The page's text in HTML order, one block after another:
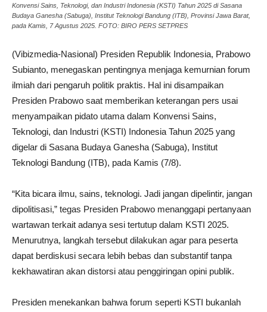
Konvensi Sains, Teknologi, dan Industri Indonesia (KSTI) Tahun 2025 di Sasana
Budaya Ganesha (Sabuga), Institut Teknologi Bandung (ITB), Provinsi Jawa Barat,
pada Kamis, 7 Agustus 2025. FOTO: BIRO PERS SETPRES
(Vibizmedia-Nasional) Presiden Republik Indonesia, Prabowo
Subianto, menegaskan pentingnya menjaga kemurnian forum
ilmiah dari pengaruh politik praktis. Hal ini disampaikan
Presiden Prabowo saat memberikan keterangan pers usai
menyampaikan pidato utama dalam Konvensi Sains,
Teknologi, dan Industri (KSTI) Indonesia Tahun 2025 yang
digelar di Sasana Budaya Ganesha (Sabuga), Institut
Teknologi Bandung (ITB), pada Kamis (7/8).
“Kita bicara ilmu, sains, teknologi. Jadi jangan dipelintir, jangan
dipolitisasi,” tegas Presiden Prabowo menanggapi pertanyaan
wartawan terkait adanya sesi tertutup dalam KSTI 2025.
Menurutnya, langkah tersebut dilakukan agar para peserta
dapat berdiskusi secara lebih bebas dan substantif tanpa
kekhawatiran akan distorsi atau penggiringan opini publik.
Presiden menekankan bahwa forum seperti KSTI bukanlah